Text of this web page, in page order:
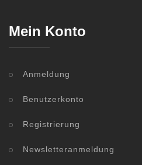
Mein Konto
Anmeldung
Benutzerkonto
Registrierung
Newsletteranmeldung